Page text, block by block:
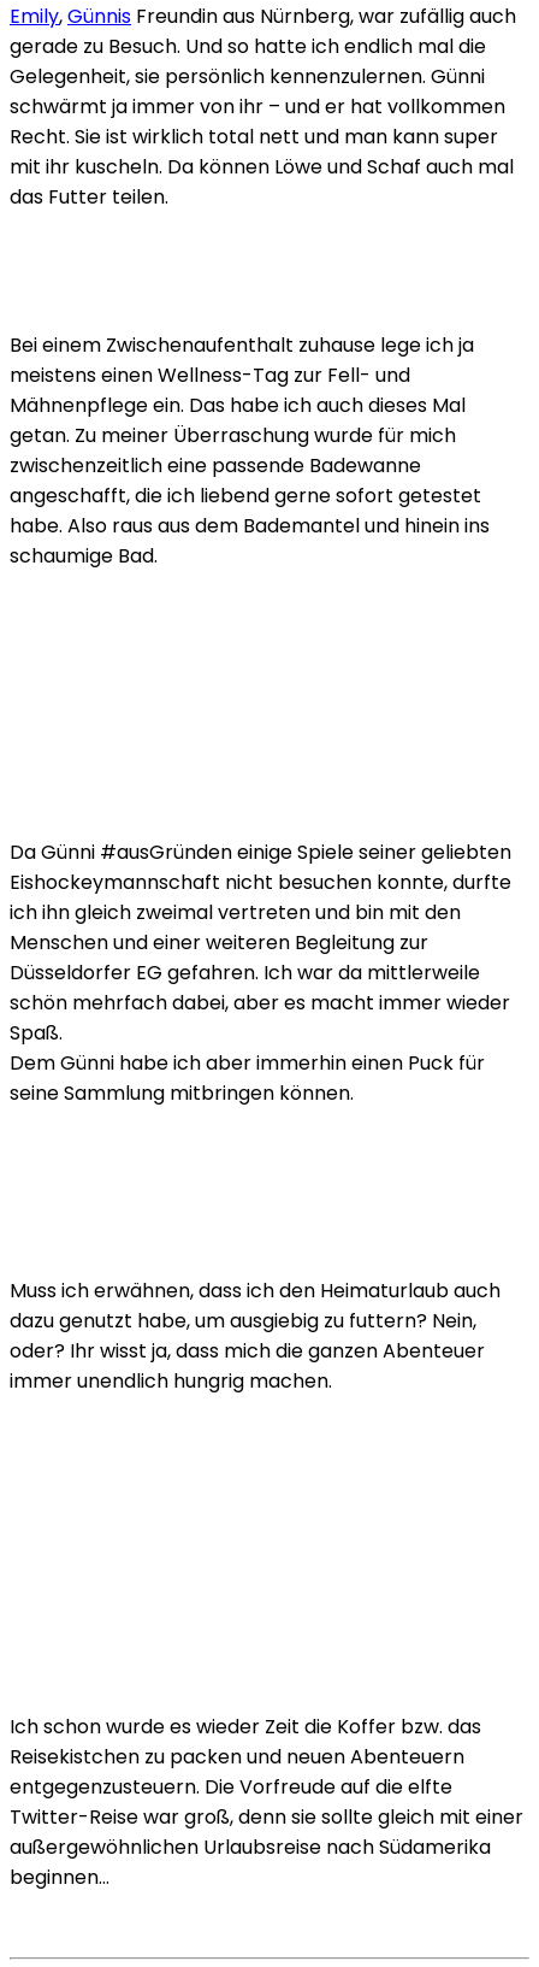
Emily,Günnis Freundin aus Nürnberg, war zufällig auch
gerade zu Besuch. Und so hatte ich endlich mal die
Gelegenheit, sie persönlich kennenzulernen. Günni
schwärmt ja immer von ihr – und er hat vollkommen
Recht. Sie ist wirklich total nett und man kann super
mit ihr kuscheln. Da können Löwe und Schaf auch mal
das Futter teilen.
Bei einem Zwischenaufenthalt zuhause lege ich ja
meistens einen Wellness-Tag zur Fell- und
Mähnenpflege ein. Das habe ich auch dieses Mal
getan. Zu meiner Überraschung wurde für mich
zwischenzeitlich eine passende Badewanne
angeschafft, die ich liebend gerne sofort getestet
habe. Also raus aus dem Bademantel und hinein ins
schaumige Bad.
Da Günni #ausGründen einige Spiele seiner geliebten
Eishockeymannschaft nicht besuchen konnte, durfte
ich ihn gleich zweimal vertreten und bin mit den
Menschen und einer weiteren Begleitung zur
Düsseldorfer EG gefahren. Ich war da mittlerweile
schön mehrfach dabei, aber es macht immer wieder
Spaß.
Dem Günni habe ich aber immerhin einen Puck für
seine Sammlung mitbringen können.
Muss ich erwähnen, dass ich den Heimaturlaub auch
dazu genutzt habe, um ausgiebig zu futtern? Nein,
oder? Ihr wisst ja, dass mich die ganzen Abenteuer
immer unendlich hungrig machen.
Ich schon wurde es wieder Zeit die Koffer bzw. das
Reisekistchen zu packen und neuen Abenteuern
entgegenzusteuern. Die Vorfreude auf die elfte
Twitter-Reise war groß, denn sie sollte gleich mit einer
außergewöhnlichen Urlaubsreise nach Südamerika
beginnen…